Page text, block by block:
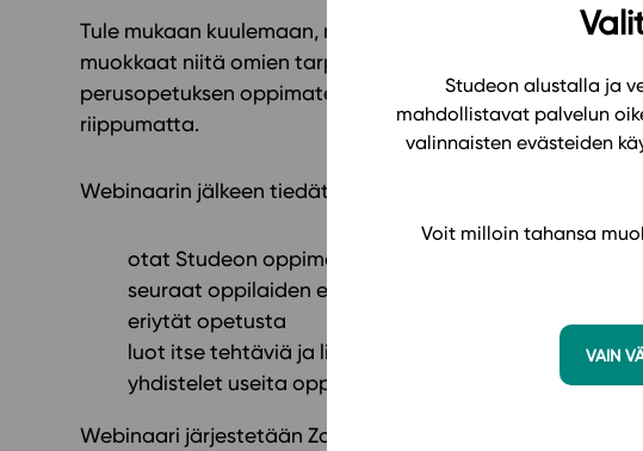
Studeon alustalla ja
mahdollistavat palvelun
valinnaisten evästeiden
Voit milloin tahansa
VAIN
Tule mukaan kuulemaan, miten käytät Studeon
muokkaat niitä omien tarpeidesi mukaan. Webinaari on
perusopetuksen oppimateriaalien käyttäjille, mutta
riippumatta.
Webinaarin jälkeen tiedät, miten
otat Studeon oppimateriaalit käyttöön omassa
seuraat oppilaiden edistymistä ja annat palautetta
eriytät opetusta
luot itse tehtäviä ja lisäät omaa sisältöä
yhdistelet useita oppimateriaaleja kokonaisuuksiksi.
Webinaari järjestetään Zoomilla ja lopuksi on